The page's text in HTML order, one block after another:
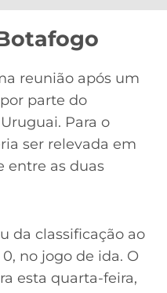
reunião após um
parte do
Para o
ser relevada em
entre as duas
da classificação ao
no jogo de ida. O
esta quarta-feira,